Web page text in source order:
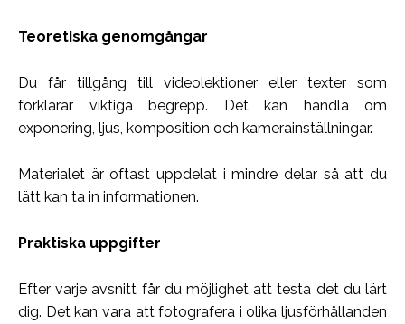
Teoretiska genomgångar
Du får tillgång till videolektioner eller texter som
förklarar viktiga begrepp. Det kan handla om
exponering, ljus, komposition och kamerainställningar.
Materialet är oftast uppdelat i mindre delar så att du
lätt kan ta in informationen.
Praktiska uppgifter
Efter varje avsnitt får du möjlighet att testa det du lärt
dig. Det kan vara att fotografera i olika ljusförhållanden